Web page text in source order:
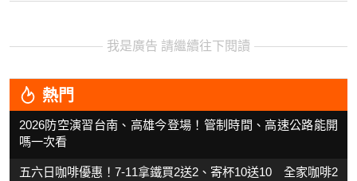
我是廣告 請繼續往下閱讀
熱門
2026防空演習台南、高雄今登場！管制時間、高速公路能開
嗎一次看
五六日咖啡優惠！7-11拿鐵買2送2、寄杯10送10 全家咖啡2